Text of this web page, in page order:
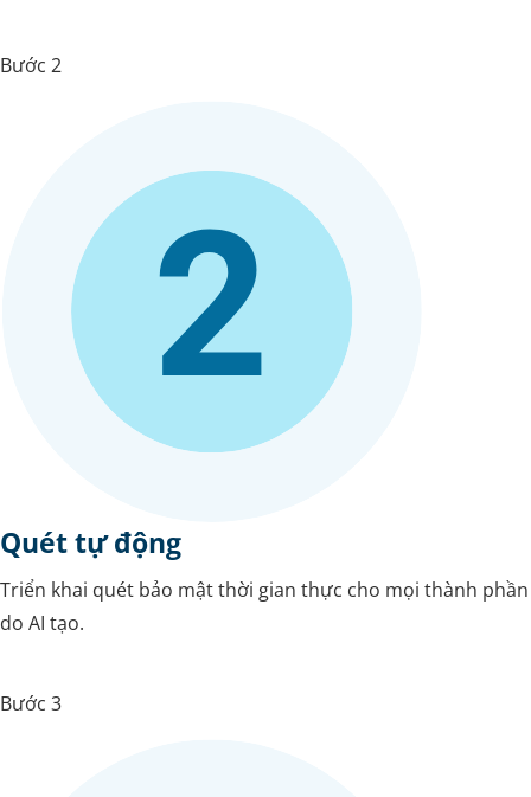
Bước 2
Quét tự động
Triển khai quét bảo mật thời gian thực cho mọi thành phần
do AI tạo.
Bước 3